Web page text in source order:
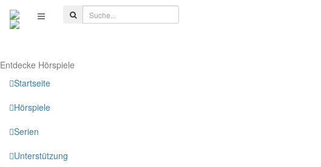
Entdecke Hörspiele
Startseite
Hörspiele
Serien
Unterstützung